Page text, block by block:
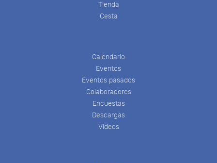
Tienda
Cesta
Calendario
Eventos
Eventos pasados
Colaboradores
Encuestas
Descargas
Videos